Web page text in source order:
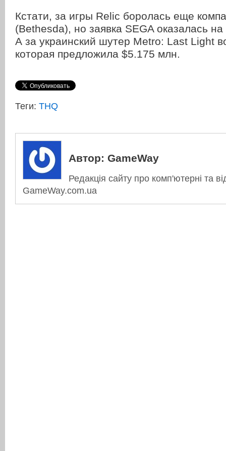
Кстати, за игры Relic боролась еще
(Bethesda), но заявка SEGA оказалась
А за украинский шутер Metro: Last Light
которая предложила $5.175 млн.
Теги: THQ
Автор: GameWay
Редакція сайту про комп'ютерні та
GameWay.com.ua